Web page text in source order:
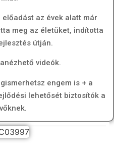
az évek alatt már
meg az életüket, indította
útján.
videók.
engem is + a
lehetősét biztosítók a